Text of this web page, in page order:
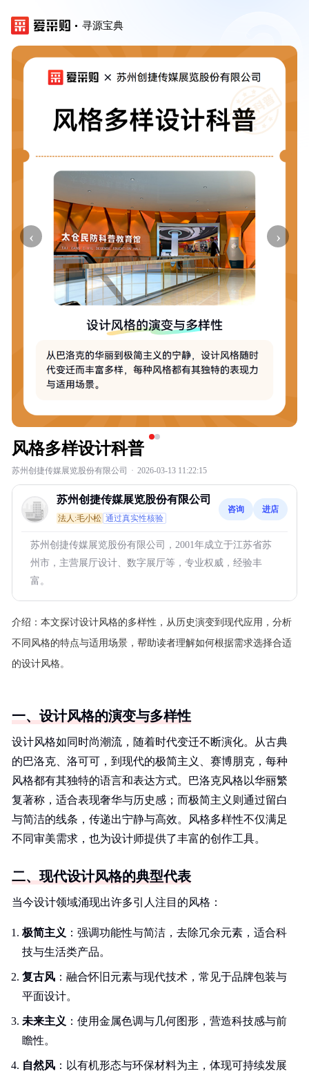
寻源宝典
‹ ›
风格多样设计科普
苏州创捷传媒展览股份有限公司 · 2026-03-13 11:22:15
苏州创捷传媒展览股份有限公司
法人:毛小松 通过真实性核验
咨询 进店
苏州创捷传媒展览股份有限公司，2001年成立于江苏省苏
州市，主营展厅设计、数字展厅等，专业权威，经验丰
富。
介绍： 本文探讨设计风格的多样性，从历史演变到现代应用，分析
不同风格的特点与适用场景，帮助读者理解如何根据需求选择合适
的设计风格。
一、设计风格的演变与多样性
设计风格如同时尚潮流，随着时代变迁不断演化。从古典
的巴洛克、洛可可，到现代的极简主义、赛博朋克，每种
风格都有其独特的语言和表达方式。巴洛克风格以华丽繁
复著称，适合表现奢华与历史感；而极简主义则通过留白
与简洁的线条，传递出宁静与高效。风格多样性不仅满足
不同审美需求，也为设计师提供了丰富的创作工具。
二、现代设计风格的典型代表
当今设计领域涌现出许多引人注目的风格：
极简主义 ：强调功能性与简洁，去除冗余元素，适合科
技与生活类产品。
复古风 ：融合怀旧元素与现代技术，常见于品牌包装与
平面设计。
未来主义 ：使用金属色调与几何图形，营造科技感与前
瞻性。
自然风 ：以有机形态与环保材料为主，体现可持续发展